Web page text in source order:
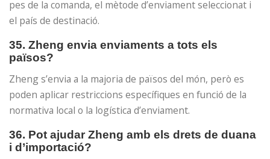
pes de la comanda, el mètode d’enviament seleccionat i
el país de destinació.
35. Zheng envia enviaments a tots els
països?
Zheng s’envia a la majoria de països del món, però es
poden aplicar restriccions específiques en funció de la
normativa local o la logística d’enviament.
36. Pot ajudar Zheng amb els drets de duana
i d’importació?